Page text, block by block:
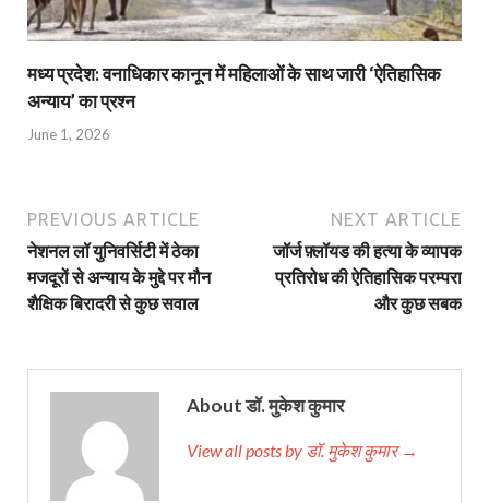
मध्य प्रदेश: वनाधिकार कानून में महिलाओं के साथ जारी ‘ऐतिहासिक
अन्याय’ का प्रश्न
June 1, 2026
PREVIOUS ARTICLE
नेशनल लॉ युनिवर्सिटी में ठेका
मजदूरों से अन्याय के मुद्दे पर मौन
शैक्षिक बिरादरी से कुछ सवाल
NEXT ARTICLE
जॉर्ज फ़्लॉयड की हत्या के व्यापक
प्रतिरोध की ऐतिहासिक परम्परा
और कुछ सबक
About डॉ. मुकेश कुमार
View all posts by डॉ. मुकेश कुमार →